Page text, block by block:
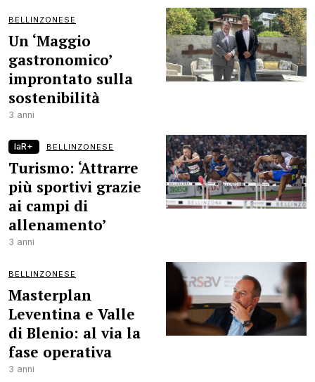
BELLINZONESE
Un ‘Maggio
gastronomico’
improntato sulla
sostenibilità
3 anni
laR+ BELLINZONESE
Turismo: ‘Attrarre
più sportivi grazie
ai campi di
allenamento’
3 anni
BELLINZONESE
Masterplan
Leventina e Valle
di Blenio: al via la
fase operativa
3 anni